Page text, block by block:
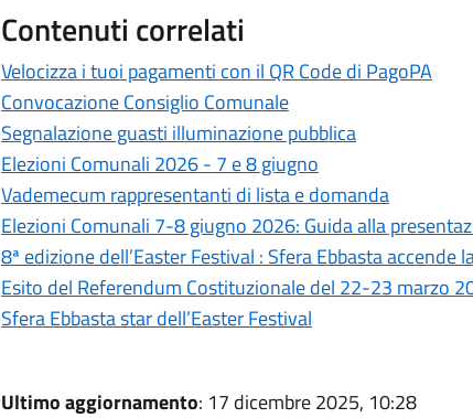
Contenuti correlati
Velocizza i tuoi pagamenti con il QR Code di PagoPA
Convocazione Consiglio Comunale
Segnalazione guasti illuminazione pubblica
Elezioni Comunali 2026 - 7 e 8 giugno
Vademecum rappresentanti di lista e domanda
Elezioni Comunali 7-8 giugno 2026: Guida alla
8ª edizione dell’Easter Festival : Sfera Ebbasta accende
Esito del Referendum Costituzionale del 22-23 marzo
Sfera Ebbasta star dell’Easter Festival
Ultimo aggiornamento: 17 dicembre 2025, 10:28